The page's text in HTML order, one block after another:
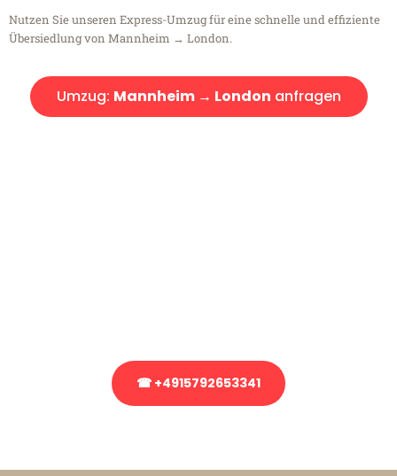
Nutzen Sie unseren Express-Umzug für eine schnelle und effiziente
Übersiedlung von Mannheim → London.
Umzug: Mannheim → London anfragen
☎ +4915792653341